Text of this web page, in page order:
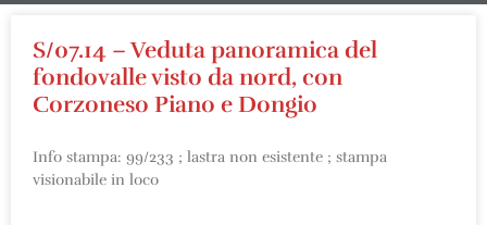
S/07.14 – Veduta panoramica del
fondovalle visto da nord, con
Corzoneso Piano e Dongio
Info stampa: 99/233 ; lastra non esistente ; stampa
visionabile in loco